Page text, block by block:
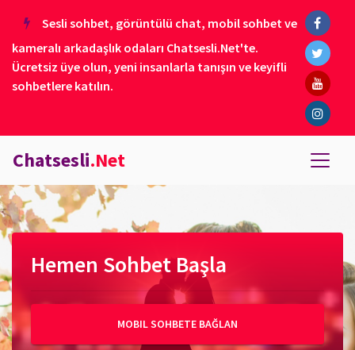
Sesli sohbet, görüntülü chat, mobil sohbet ve
kameralı arkadaşlık odaları Chatsesli.Net'te.
Ücretsiz üye olun, yeni insanlarla tanışın ve keyifli
sohbetlere katılın.
Chatsesli.Net
Hemen Sohbet Başla
MOBIL SOHBETE BAĞLAN